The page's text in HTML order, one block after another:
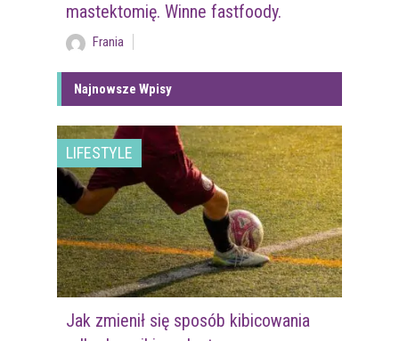
mastektomię. Winne fastfoody.
Frania
Najnowsze Wpisy
LIFESTYLE
Jak zmienił się sposób kibicowania